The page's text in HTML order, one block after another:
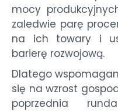
mocy
zaledwie parę
na ich towary i
barierę rozwojową.
Dlatego
się na wzrost
poprzednia